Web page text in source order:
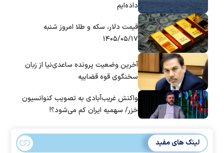
داده‌ایم
قیمت دلار، سکه و طلا امروز شنبه
۱۴۰۵/۰۵/۱۷
آخرین وضعیت پرونده ساعدی‌نیا از زبان
سخنگوی قوه قضاییه
واکنش غریب‌آبادی به تصویب کنوانسیون
خزر/ سهمیه ایران کم می‌شود؟!
لینک های مفید